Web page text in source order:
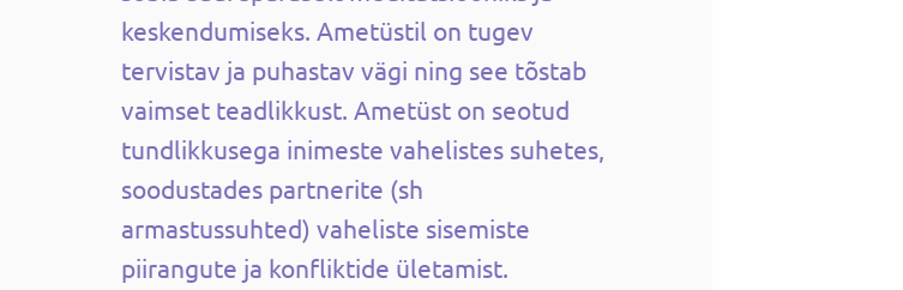
keskendumiseks. Ametüstil on tugev
tervistav ja puhastav vägi ning see tõstab
vaimset teadlikkust. Ametüst on seotud
tundlikkusega inimeste vahelistes suhetes,
soodustades partnerite (sh
armastussuhted) vaheliste sisemiste
piirangute ja konfliktide ületamist.